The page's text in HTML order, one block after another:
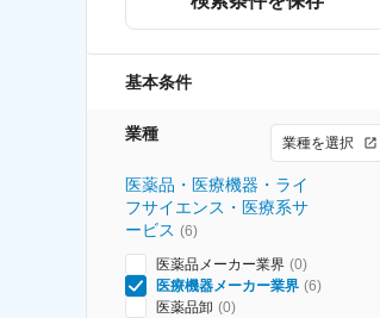
基本条件
業種 業種を選択
医薬品・医療機器・ライ
フサイエンス・医療系サ
ービス (6)
医薬品メーカー業界 (0)
医療機器メーカー業界 (6)
医薬品卸 (0)